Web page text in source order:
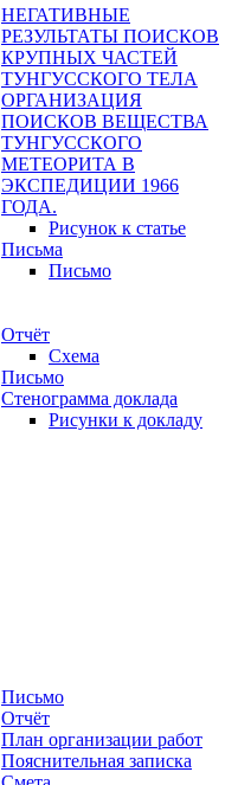
НЕГАТИВНЫЕ
РЕЗУЛЬТАТЫ ПОИСКОВ
КРУПНЫХ ЧАСТЕЙ
ТУНГУССКОГО ТЕЛА
ОРГАНИЗАЦИЯ
ПОИСКОВ ВЕЩЕСТВА
ТУНГУССКОГО
МЕТЕОРИТА В
ЭКСПЕДИЦИИ 1966
ГОДА.
Рисунок к статье
Письма
Письмо
Отчёт
Схема
Письмо
Стенограмма доклада
Рисунки к докладу
Письмо
Отчёт
План организации работ
Пояснительная записка